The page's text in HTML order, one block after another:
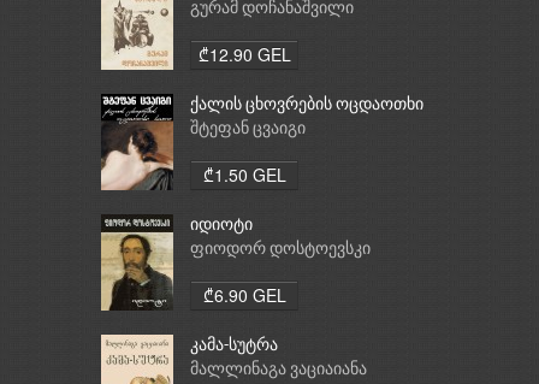
გურამ დოჩანაშვილი
₾12.90 GEL
ქალის ცხოვრების ოცდაოთხი
საათი
შტეფან ცვაიგი
₾1.50 GEL
იდიოტი
ფიოდორ დოსტოევსკი
₾6.90 GEL
კამა-სუტრა
მალლინაგა ვაციაიანა